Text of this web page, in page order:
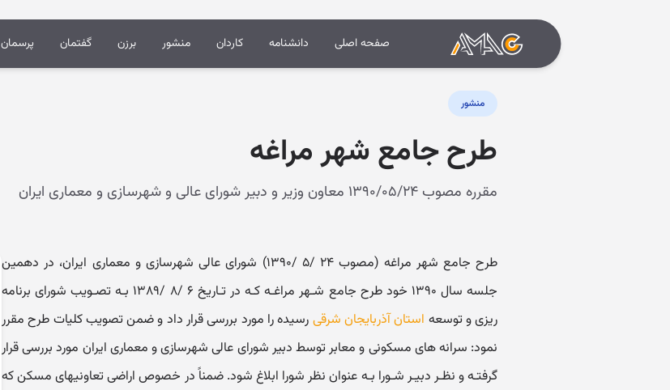
صفحه اصلی دانشنامه کاردان منشور برزن گفتمان پرسمان
منشور
طرح جامع شهر مراغه
مقرره مصوب ۱۳۹۰/۰۵/۲۴ معاون وزیر و دبیر شورای عالی و شهرسازی و معماری ایران
طرح جامع شهر مراغه (مصوب ۲۴ /۵ /۱۳۹۰) شورای عالی شهرسازی و معماری ایران، در دهمین
جلسه سال ۱۳۹۰ خود طرح جامع شـهر مراغـه کـه در تـاریخ ۶ /۸ /۱۳۸۹ بـه تصـویب شورای برنامه
ریزی و توسعه استان آذربایجان شرقی رسیده را مورد بررسی قرار داد و ضمن تصویب کلیات طرح مقرر
نمود: سرانه های مسکونی و معابر توسط دبیر شورای عالی شهرسازی و معماری ایران مورد بررسی قرار
گرفتـه و نظـر دبیـر شـورا بـه عنوان نظر شورا ابلاغ شود. ضمناً در خصوص اراضی تعاونیهای مسکن که